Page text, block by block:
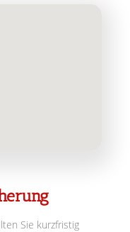
Sie kurzfristig